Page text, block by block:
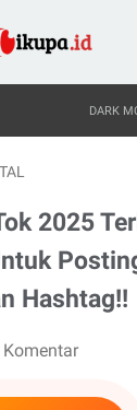
2025
Hashtag!!